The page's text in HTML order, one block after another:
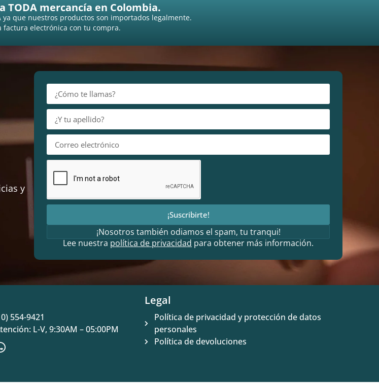
TODA mercancía en Colombia.
ya que nuestros productos son importados legalmente.
factura electrónica con tu compra.
y
¡Suscribirte!
¡Nosotros también odiamos el spam, tu tranqui!
Lee nuestra política de privacidad para obtener más información.
554-9421
L-V, 9:30AM – 05:00PM
Legal
Política de privacidad y protección de datos
personales
Política de devoluciones